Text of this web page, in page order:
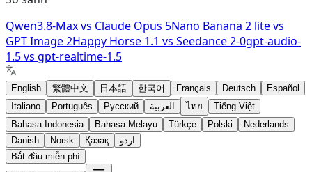
Qwen3.8-Maxvs Claude Opus 5Nano Banana 2 litevs
GPT Image 2Happy Horse 1.1 vs Seedance 2-0gpt-audio-
1.5vs gpt-realtime-1.5
English 繁體中文 日本語 한국어 Français Deutsch
Español
Italiano
Português Русский العربية ไทย
Tiếng Việt
Bahasa Indonesia
Bahasa Melayu Türkçe Polski
Nederlands
Danish
Norsk Қазақ
اردو
Bắt đầu miễn phí